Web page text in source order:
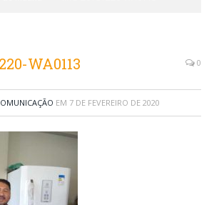
WA0113 0
EM 7 DE FEVEREIRO DE 2020